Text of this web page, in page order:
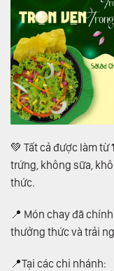
💚 Tất cả được làm từ
trứng, không sữa,
thức.
📍 Món chay đã
thưởng thức và trải
📍Tại các chi nhánh: